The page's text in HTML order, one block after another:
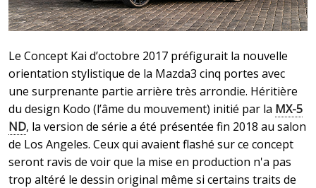
Le Concept Kai d’octobre 2017 préfigurait la nouvelle
orientation stylistique de la Mazda3 cinq portes avec
une surprenante partie arrière très arrondie. Héritière
du design Kodo (l’âme du mouvement) initié par la MX-5
ND, la version de série a été présentée fin 2018 au salon
de Los Angeles. Ceux qui avaient flashé sur ce concept
seront ravis de voir que la mise en production n'a pas
trop altéré le dessin original même si certains traits de